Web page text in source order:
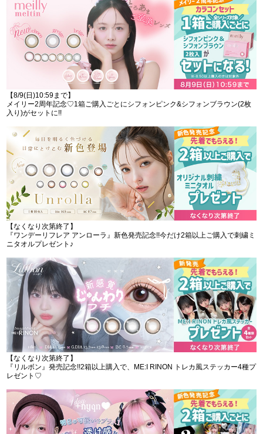
【8/9(日)10:59まで】
メイリー2周年記念♡1箱ご購入ごとにシフォンピンク&シフォンブラウン(2枚
入り)がセットに!!
【なくなり次第終了】
『ワンデーリフレア アンローラ』新色発売記念!!今だけ2箱以上ご購入で刺繍ミ
ニタオルプレゼント♪
【なくなり次第終了】
『リルボン』発売記念!!2箱以上購入で、ME:I RINON トレカ風ステッカー4種プ
レゼント♡